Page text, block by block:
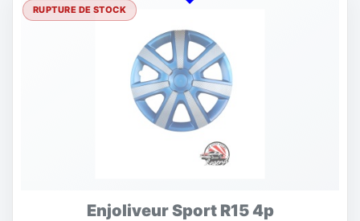
Enjoliveur Sport R15 4p
RUPTURE DE STOCK